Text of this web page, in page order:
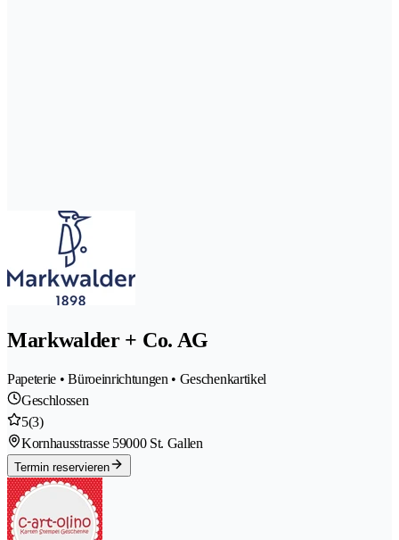
Markwalder + Co. AG
Papeterie • Büroeinrichtungen • Geschenkartikel
Geschlossen
5(3)
Kornhausstrasse 59000 St. Gallen
Termin reservieren